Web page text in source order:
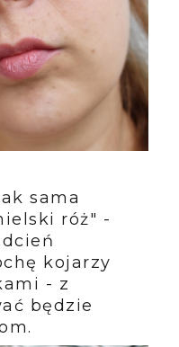
sama
róż" -
kojarzy
- z
będzie